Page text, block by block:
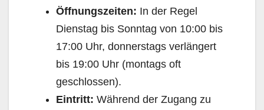
Öffnungszeiten: In der Regel
Dienstag bis Sonntag von 10:00 bis
17:00 Uhr, donnerstags verlängert
bis 19:00 Uhr (montags oft
geschlossen).
Eintritt: Während der Zugang zu